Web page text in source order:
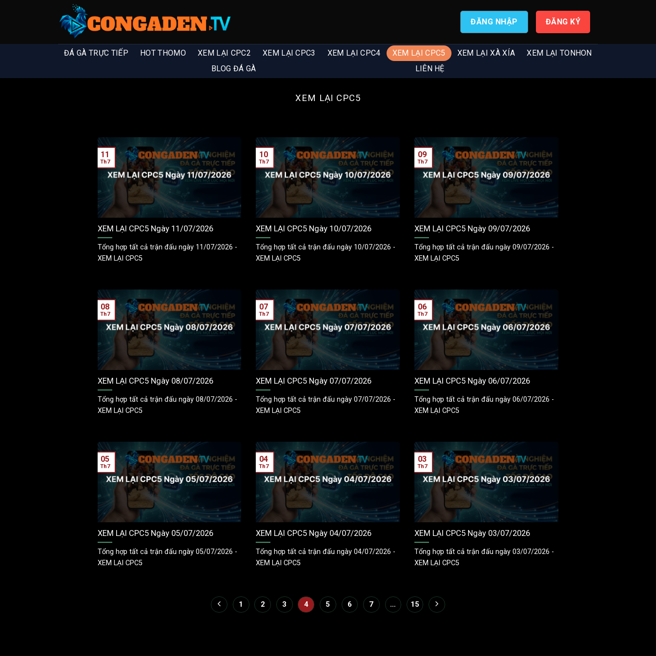
ĐĂNG NHẬP ĐĂNG KÝ
ĐÁ GÀ TRỰC TIẾP HOT THOMO XEM LẠI CPC2 XEM LẠI CPC3 XEM LẠI CPC4 XEM LẠI CPC5 XEM LẠI XÀ XÍA
XEM LẠI TONHON
BLOG ĐÁ GÀ
LIÊN HỆ
XEM LẠI CPC5
XEM LẠI CPC5 Ngày 11/07/2026
Tổng hợp tất cả trận đấu ngày 11/07/2026 -
XEM LẠI CPC5
11
Th7
XEM LẠI CPC5 Ngày 10/07/2026
Tổng hợp tất cả trận đấu ngày 10/07/2026 -
XEM LẠI CPC5
10
Th7
XEM LẠI CPC5 Ngày 09/07/2026
Tổng hợp tất cả trận đấu ngày 09/07/2026 -
XEM LẠI CPC5
09
Th7
XEM LẠI CPC5 Ngày 08/07/2026
Tổng hợp tất cả trận đấu ngày 08/07/2026 -
XEM LẠI CPC5
08
Th7
XEM LẠI CPC5 Ngày 07/07/2026
Tổng hợp tất cả trận đấu ngày 07/07/2026 -
XEM LẠI CPC5
07
Th7
XEM LẠI CPC5 Ngày 06/07/2026
Tổng hợp tất cả trận đấu ngày 06/07/2026 -
XEM LẠI CPC5
06
Th7
XEM LẠI CPC5 Ngày 05/07/2026
Tổng hợp tất cả trận đấu ngày 05/07/2026 -
XEM LẠI CPC5
05
Th7
XEM LẠI CPC5 Ngày 04/07/2026
Tổng hợp tất cả trận đấu ngày 04/07/2026 -
XEM LẠI CPC5
04
Th7
XEM LẠI CPC5 Ngày 03/07/2026
Tổng hợp tất cả trận đấu ngày 03/07/2026 -
XEM LẠI CPC5
03
Th7
1 2 3 4 5 6 7 … 15